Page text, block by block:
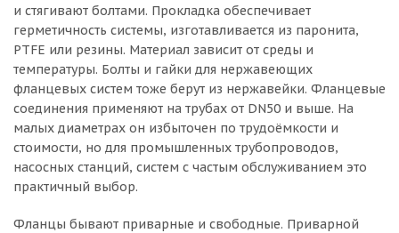
и стягивают болтами. Прокладка обеспечивает
герметичность системы, изготавливается из паронита,
PTFE или резины. Материал зависит от среды и
температуры. Болты и гайки для нержавеющих
фланцевых систем тоже берут из нержавейки. Фланцевые
соединения применяют на трубах от DN50 и выше. На
малых диаметрах он избыточен по трудоёмкости и
стоимости, но для промышленных трубопроводов,
насосных станций, систем с частым обслуживанием это
практичный выбор.
Фланцы бывают приварные и свободные. Приварной